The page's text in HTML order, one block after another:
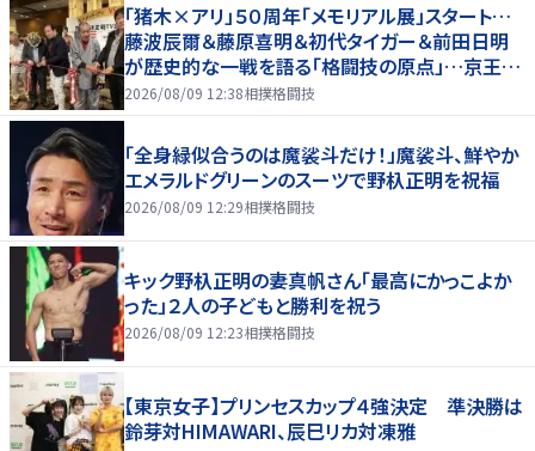
「猪木×アリ」５０周年「メモリアル展」スタート…
藤波辰爾＆藤原喜明＆初代タイガー＆前田日明
が歴史的な一戦を語る「格闘技の原点」…京王プ
ラザホテルで３１日まで
2026/08/09 12:38相撲格闘技
「全身緑似合うのは魔裟斗だけ！」魔裟斗、鮮やか
エメラルドグリーンのスーツで野杁正明を祝福
2026/08/09 12:29相撲格闘技
キック野杁正明の妻真帆さん「最高にかっこよか
った」２人の子どもと勝利を祝う
2026/08/09 12:23相撲格闘技
【東京女子】プリンセスカップ４強決定 準決勝は
鈴芽対HIMAWARI、辰巳リカ対凍雅